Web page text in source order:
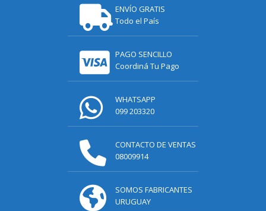
ENVÍO GRATIS
Todo el País
PAGO SENCILLO
Coordiná Tu Pago
WHATSAPP
099 203320
CONTACTO DE VENTAS
08009914
SOMOS FABRICANTES
URUGUAY